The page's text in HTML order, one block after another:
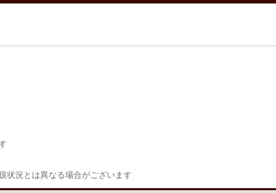
状況とは異なる場合がございます